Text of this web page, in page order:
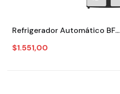
Refrigerador Automático BF...
Precio
$1.551,00